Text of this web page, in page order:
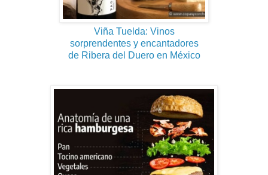
Viña Tuelda: Vinos
sorprendentes y encantadores
de Ribera del Duero en México